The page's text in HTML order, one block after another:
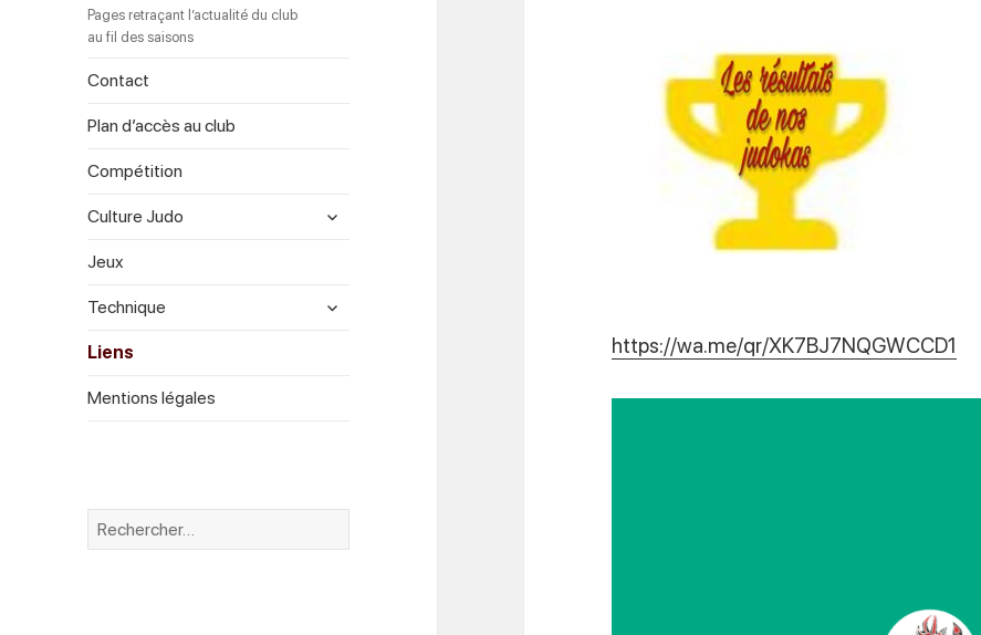
Pages retraçant l’actualité du club
au fil des saisons
Contact
Plan d’accès au club
Compétition
Culture Judo
Jeux
Technique
Liens
Mentions légales
Rechercher :
https://wa.me/qr/XK7BJ7NQGWCCD1